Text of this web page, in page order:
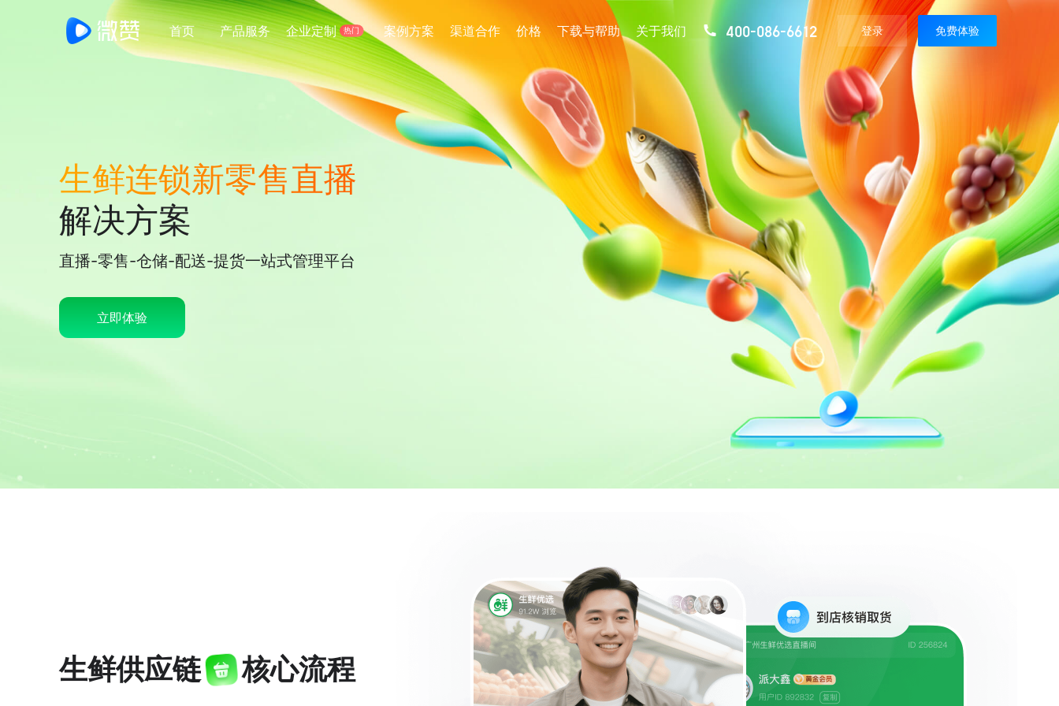
首页 产品服务
新零售电商直播
一站式新零售电商直播解决方案
教育培训
教育培训一站式解决方案
连锁门店直播
品牌连锁经营智能管理系统
微赞「AI」应用
通过AI能力驱动企业直播
应用场景
企业营销
全方位匹配企业营销解决方案
线上招聘
企业专属线上招聘平台
活动现场
全方位现场活动直播解决方案
金融直播
证券/银行/保险直播解决方案
增值服务
现场执行服务
专业直播现场拍摄执行活动服务
定制服务
定制专属直播间装修服务
直播分发
同步分发200+主流媒体平台
视频制作
视频特效、直播字幕制作等服务
美业全案服务
企业定制 热门
案例方案
经典案例
解决方案
针对不同行业及场景，提供最优解决方案
微赞大讲堂
大咖亲自教学-如何把直播玩到极致
精选资讯
20+直播场景知识，分享直播运营技巧
渠道合作 价格 下载与帮助
1分钟搭建虚拟带货直播间
微赞直播助手
0基础简单易用，让直播效果一触即发
手机开播
微赞直播APP
掌上直播间，一键开播，轻松管理
使用教程
最全使用攻略，一搜就有
视频教程
手把手视频教学，一看就会
关于我们
公司简介
加入我们
多一个人，多一份力量 微赞直播最新媒体报道
400-086-6612 登录 免费体验
生鲜连锁新零售直播
解决方案
直播-零售-仓储-配送-提货一站式管理平台
立即体验
生鲜供应链 核心流程